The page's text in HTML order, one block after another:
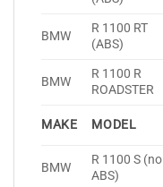
BMW
R 1100 RT
(ABS)
BMW
R 1100 R
ROADSTER
MAKE MODEL
BMW
R 1100 S (no
ABS)